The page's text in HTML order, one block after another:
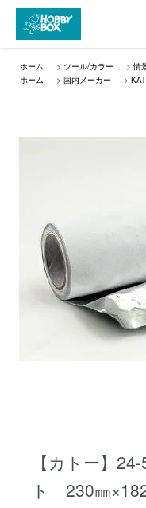
ホーム > ツール/カラー > 情
ホーム
> 国内メーカー >
【カトー】
ト 230㎜